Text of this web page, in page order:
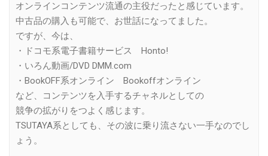
オンラインコンテンツ流通の主役だったと感じています。
中古品の購入も可能で、お世話になってました。
ですが、今は、
・ドコモ系電子書籍サービス Honto!
・いろん動画/DVD DMM.com
・BookOFF系オンライン Bookoffオンライン
など、コンテンツを入手するチャネルとしての
競争の拡がりをつよく感じます。
TSUTAYA系としても、その波に乗り流さない一手なのでし
ょう。